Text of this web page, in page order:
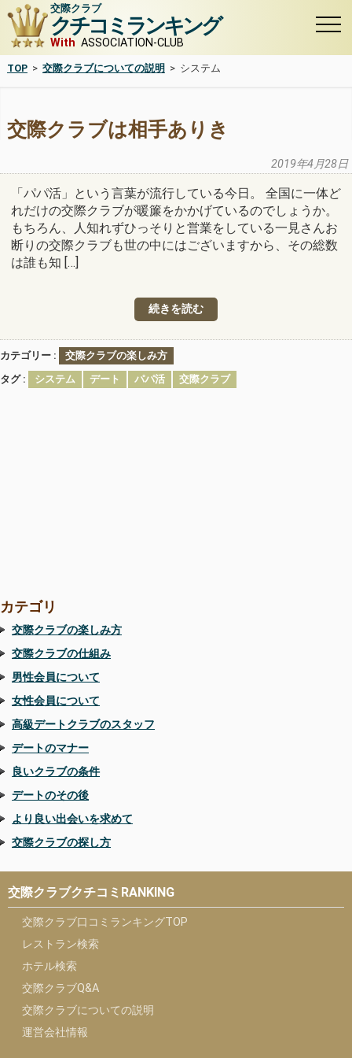
交際クラブ
クチコミランキング
With ASSOCIATION-CLUB
TOP > 交際クラブについての説明 > システム
カテゴリ
交際クラブの楽しみ方
交際クラブの仕組み
男性会員について
女性会員について
高級デートクラブのスタッフ
デートのマナー
良いクラブの条件
デートのその後
より良い出会いを求めて
交際クラブの探し方
交際クラブは相手ありき
2019年4月28日
「パパ活」という言葉が流行している今日。 全国に一体ど
れだけの交際クラブが暖簾をかかげているのでしょうか。
もちろん、人知れずひっそりと営業をしている一見さんお
断りの交際クラブも世の中にはございますから、その総数
は誰も知 […]
続きを読む
カテゴリー
交際クラブの楽しみ方
タグ
システム デート パパ活 交際クラブ
交際クラブクチコミRANKING
交際クラブ口コミランキングTOP
レストラン検索
ホテル検索
交際クラブQ&A
交際クラブについての説明
運営会社情報